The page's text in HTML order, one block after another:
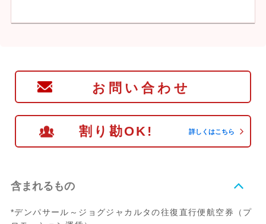
お問い合わせ
割り勘OK! 詳しくはこちら
含まれるもの
*デンパサール～ジョグジャカルタの往復直行便航空券（プ